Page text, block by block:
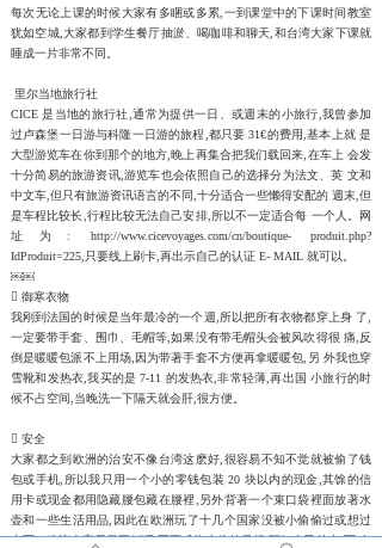
每次无论上课的时候大家有多睏或多累,一到课堂中的下课时间教室
犹如空城,大家都到学生餐厅抽淤、喝咖啡和聊天,和台湾大家下课就
睡成一片非常不同。
里尔当地旅行社
CICE 是当地的旅行社,通常为提供一日、或週末的小旅行,我曾参加
过卢森堡一日游与科隆一日游的旅程,都只要 31€的费用,基本上就 是
大型游览车在你到那个的地方,晚上再集合把我们载回来,在车上 会发
十分简易的旅游资讯,游览车也会依照自己的选择分为法文、英 文和
中文车,但只有旅游资讯语言的不同,十分适合一些懒得安配的 週末,但
是车程比较长,行程比较无法自己安排,所以不一定适合每 一个人。网
址为: http://www.cicevoyages.com/cn/boutique- produit.php?
IdProduit=225,只要线上刷卡,再出示自己的认证 E- MAIL 就可以。
￼￼
 御寒衣物
我刚到法国的时候是当年最冷的一个週,所以把所有衣物都穿上身 了,
一定要带手套、围巾、毛帽等,如果没有带毛帽头会被风吹得很 痛,反
倒是暖暖包派不上用场,因为带著手套不方便再拿暖暖包,另 外我也穿
雪靴和发热衣,我买的是 7-11 的发热衣,非常轻薄,再出国 小旅行的时
候不占空间,当晚洗一下隔天就会肝,很方便。
 安全
大家都之到欧洲的治安不像台湾这麽好,很容易不知不觉就被偷了钱
包或手机,所以我只用一个小的零钱包装 20 块以内的现金,其馀的信
用卡或现金都用隐藏腰包藏在腰裡,另外背著一个束口袋裡面放著水
壶和一些生活用品,因此在欧洲玩了十几个国家没被小偷偷过或想过
东西。建议大家尽量要低调,不要成为小偷的目标,顾好自己的东 西,在